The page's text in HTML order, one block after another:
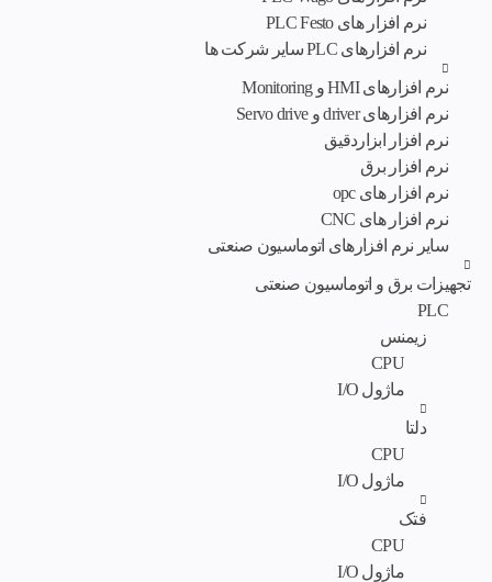
نرم افزار های PLC Festo
نرم افزارهای PLC سایر شرکت ها
نرم افزارهای HMI و Monitoring
نرم افزارهای driver و Servo drive
نرم افزار ابزاردقیق
نرم افزار برق
نرم افزار های opc
نرم افزار های CNC
سایر نرم افزارهای اتوماسیون صنعتی
تجهیزات برق و اتوماسیون صنعتی
PLC
زیمنس
CPU
ماژول I/O
دلتا
CPU
ماژول I/O
فتک
CPU
ماژول I/O